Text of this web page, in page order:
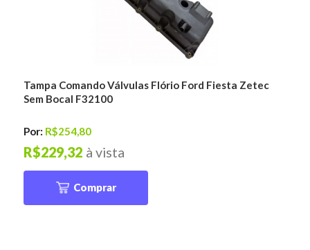
Tampa Comando Válvulas Flório Ford Fiesta Zetec
Sem Bocal F32100
Por: R$254,80
à vista
R$229,32
Comprar